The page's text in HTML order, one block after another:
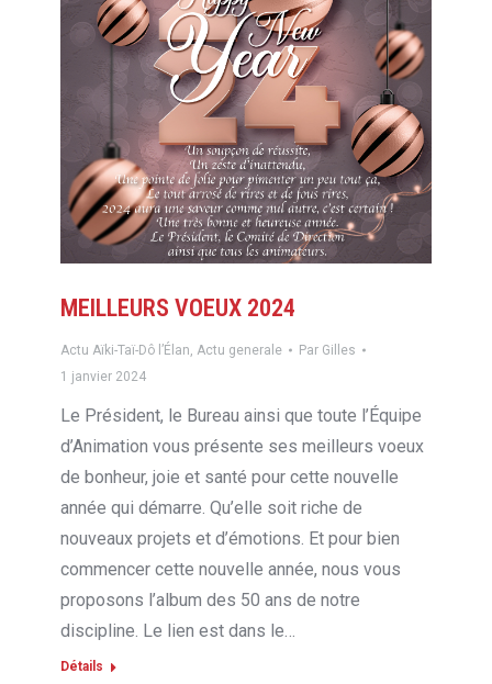
MEILLEURS VOEUX 2024
Actu Aïki-Taï-Dô l’Élan, Actu generale Par Gilles
1 janvier 2024
Le Président, le Bureau ainsi que toute l’Équipe
d’Animation vous présente ses meilleurs voeux
de bonheur, joie et santé pour cette nouvelle
année qui démarre. Qu’elle soit riche de
nouveaux projets et d’émotions. Et pour bien
commencer cette nouvelle année, nous vous
proposons l’album des 50 ans de notre
discipline. Le lien est dans le…
Détails